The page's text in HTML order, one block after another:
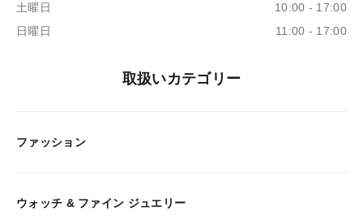
土曜日
10:00 - 17:00
日曜日
11:00 - 17:00
取扱いカテゴリー
ファッション
ウォッチ & ファイン ジュエリー